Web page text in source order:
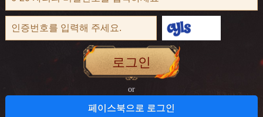
로그인
or
페이스북으로 로그인